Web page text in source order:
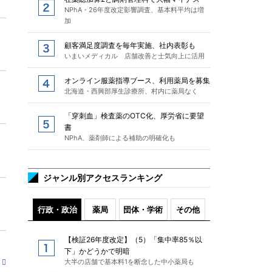
NPhA・26年度改定影響調査、基本料平均は増
加
顧客満足度調査を毎年実施、社内表彰も
いまいメディカル 店舗改善と士気向上に活用
オンライン服薬指導ブース、利用薬局を募集
北海道・西興部厚生診療所、村内に薬局なく
「穿刺血」検査薬のOTC化、厚労省に要望
書
NPhA、薬剤師による補助の明確化も
ジャンル別アクセスランキング
行政・政治 薬局 団体・学術 その他
【検証26年度改定】（5）「集中率85％以
下」かどうかで明暗
大半の店舗で基本料1を断念した中小薬局も